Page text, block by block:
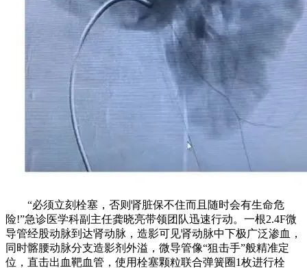
“必须立刻栓塞，否则肾脏保不住而且随时会有生命危
险!”急诊医学科副主任龚晓亮带领团队迅速行动。一根2.4F微
导管经股动脉到达肾动脉，造影可见肾动脉中下极广泛渗血，
同时髂腰动脉分支造影剂外溢，微导管像“狙击手”般精准定
位，直击出血靶血管，使用栓塞颗粒联合弹簧圈1枚进行栓